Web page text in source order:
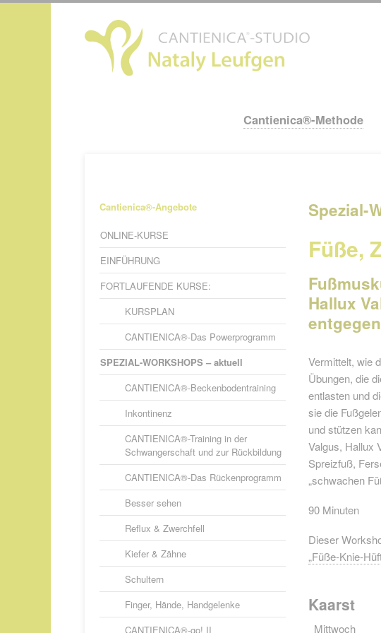
Navigation
Cantienica®-Methode
überspringen
Spezial-
Füße,
Hallux
Vermittelt, wie
Übungen, die
entlasten und
sie die
und stützen
Valgus, Hallux
Spreizfuß,
„schwachen
90 Minuten
Dieser
„Füße-Knie-
Kaarst
Mittwoch
Navigation
Cantienica®-Angebote
ONLINE-KURSE
EINFÜHRUNG
FORTLAUFENDE KURSE:
KURSPLAN
CANTIENICA®-Das Powerprogramm
SPEZIAL-WORKSHOPS – aktuell
CANTIENICA®-Beckenbodentraining
Inkontinenz
CANTIENICA®-Training in der
Schwangerschaft und zur Rückbildung
CANTIENICA®-Das Rückenprogramm
Besser sehen
Reflux & Zwerchfell
Kiefer & Zähne
Schultern
Finger, Hände, Handgelenke
CANTIENICA®-go! II